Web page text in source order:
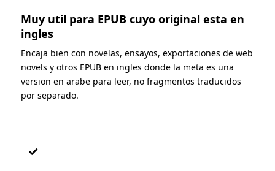
Muy util para EPUB cuyo original esta en
ingles
Encaja bien con novelas, ensayos, exportaciones de web
novels y otros EPUB en ingles donde la meta es una
version en arabe para leer, no fragmentos traducidos
por separado.
✓